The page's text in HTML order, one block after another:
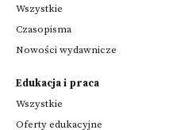
Wszystkie
Czasopisma
Nowości wydawnicze
Edukacja i praca
Wszystkie
Oferty edukacyjne